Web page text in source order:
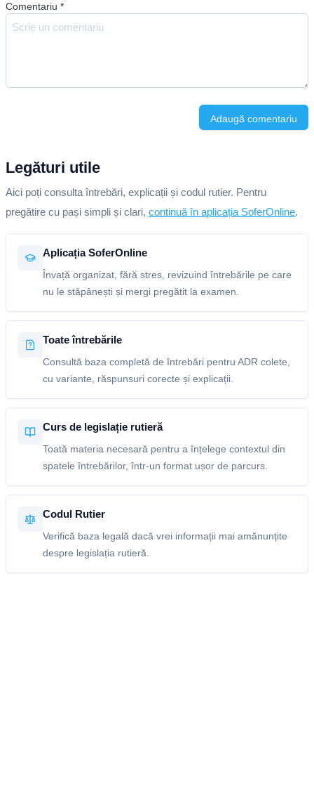
Comentariu *
Adaugă comentariu
Legături utile
Aici poți consulta întrebări, explicații și codul rutier. Pentru
pregătire cu pași simpli și clari, continuă în aplicația SoferOnline.
Aplicația SoferOnline
Învață organizat, fără stres, revizuind întrebările pe care
nu le stăpânești și mergi pregătit la examen.
Toate întrebările
Consultă baza completă de întrebări pentru ADR colete,
cu variante, răspunsuri corecte și explicații.
Curs de legislație rutieră
Toată materia necesară pentru a înțelege contextul din
spatele întrebărilor, într-un format ușor de parcurs.
Codul Rutier
Verifică baza legală dacă vrei informații mai amănunțite
despre legislația rutieră.